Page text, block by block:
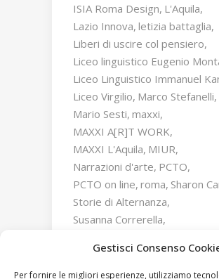
Gestisci Consenso
Per fornire le migliori esperienze, utilizziamo
ISIA Roma Design L'Aquila
Lazio Innova letizia battaglia
Liberi di uscire col pensiero
Liceo linguistico Eugenio
Liceo Linguistico Immanuel
Liceo Virgilio Marco Stefanelli
Mario Sesti maxxi
MAXXI A[R]T WORK
MAXXI L'Aquila MIUR
Narrazioni d'arte PCTO
PCTO on line roma Sharon
Storie di Alternanza
Susanna Correrella
William Kentridge Zaha Hadid